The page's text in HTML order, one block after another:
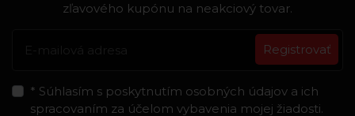
zľavového kupónu na neakciový tovar.
Registrovať
* Súhlasím s poskytnutím osobných údajov a ich
spracovaním za účelom vybavenia mojej žiadosti.